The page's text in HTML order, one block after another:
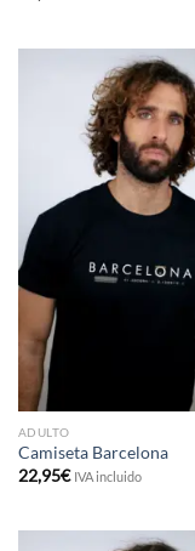
ADULTO
Camiseta Barcelona
22,95€ IVA incluido